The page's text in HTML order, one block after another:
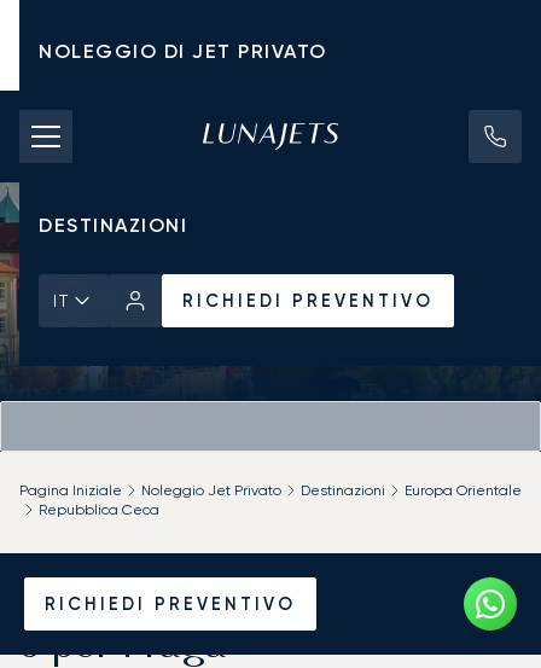
NOLEGGIO DI JET PRIVATO
TARIFFE DI NOLEGGIO
JET PRIVATI
DESTINAZIONI
IT RICHIEDI PREVENTIVO
RICHIEDI PREVENTIVO
Pagina Iniziale Noleggio Jet Privato Destinazioni
Europa Orientale
Repubblica Ceca
Noleggia un Jet Privato da
o per Praga